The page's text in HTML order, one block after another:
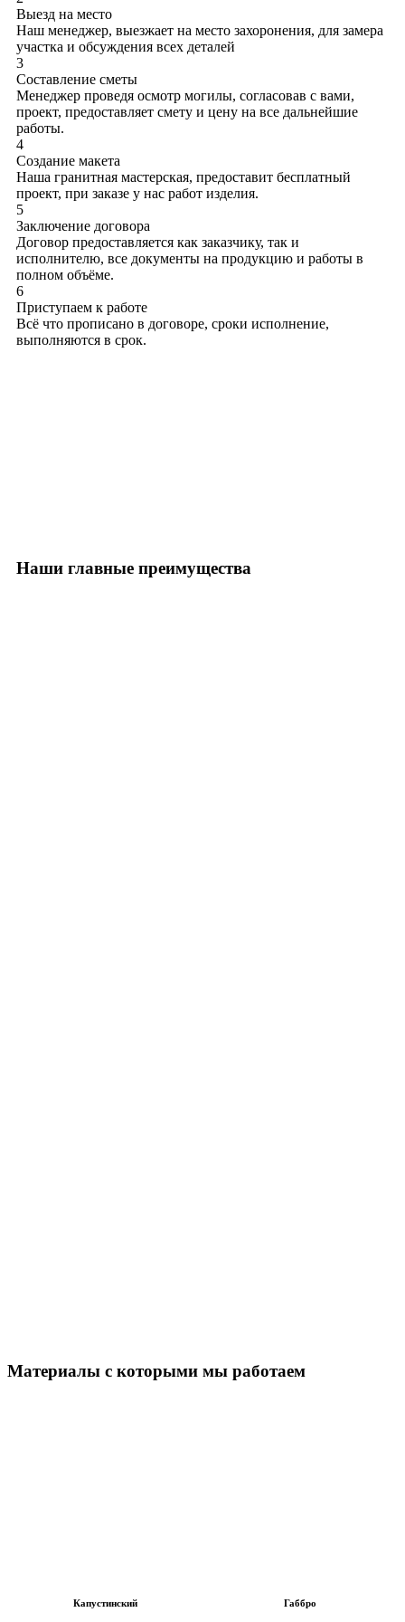
Выезд на место
Наш менеджер, выезжает на место захоронения, для замера
участка и обсуждения всех деталей
3
Составление сметы
Менеджер проведя осмотр могилы, согласовав с вами,
проект, предоставляет смету и цену на все дальнейшие
работы.
4
Создание макета
Наша гранитная мастерская, предоставит бесплатный
проект, при заказе у нас работ изделия.
5
Заключение договора
Договор предоставляется как заказчику, так и
исполнителю, все документы на продукцию и работы в
полном объёме.
6
Приступаем к работе
Всё что прописано в договоре, сроки исполнение,
выполняются в срок.
Наши главные преимущества
Материалы с которыми мы работаем
Капустинский Габбро